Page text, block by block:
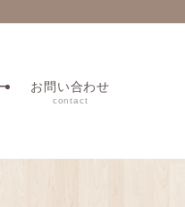
お問い合わせ
contact